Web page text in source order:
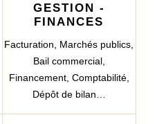
GESTION -
FINANCES
Facturation, Marchés publics,
Bail commercial,
Financement, Comptabilité,
Dépôt de bilan…